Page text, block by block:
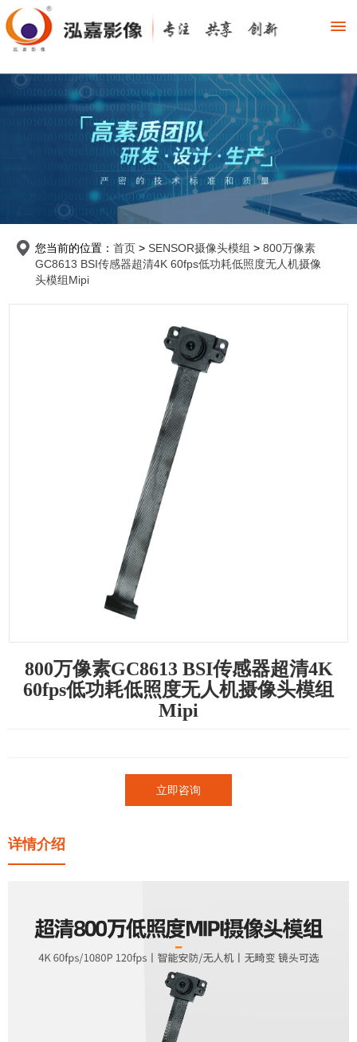
您当前的位置： 首页 > SENSOR摄像头模组 > 800万像素
GC8613 BSI传感器超清4K 60fps低功耗低照度无人机摄像
头模组Mipi
800万像素GC8613 BSI传感器超清4K
60fps低功耗低照度无人机摄像头模组
Mipi
立即咨询
详情介绍